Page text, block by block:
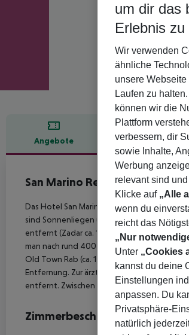
Angebote
Hotelbeschreibung
San Marino Resort Sahara
Das Hotel San Marino Sunny Resort by
sind Sonnenliegen und Sonnenschirme
entfernt (Zadar ca. 140 km, Zagreb ca. 230
man nach rund 400 m. Zur nächsten
Old Town Rab (ca. 14 km) und Goli otok
Entfernung. Zur ärztlichen Versorgung im
entfernt. Zwischen Hotel und Flughafen
Zimmerbeschreibung
um dir das
Erlebnis zu
Wir verwenden
ähnliche
unsere Webseite
Laufen zu
können wir die
Plattform
verbessern, dir
sowie Inhalte,
Werbung
relevant sind
Klicke auf „Alle
wenn du
reicht das
„Nur
Unter „Cookies
kannst du deine
Einstellungen
anpassen. Du
Privatsphäre-
natürlich